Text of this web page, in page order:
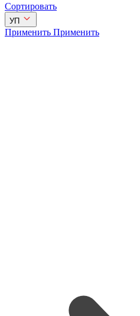
Сортировать
УП
Применить Применить